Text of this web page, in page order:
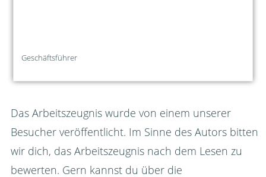
Geschäftsführer
Das Arbeitszeugnis wurde von einem unserer
Besucher veröffentlicht. Im Sinne des Autors bitten
wir dich, das Arbeitszeugnis nach dem Lesen zu
bewerten. Gern kannst du über die